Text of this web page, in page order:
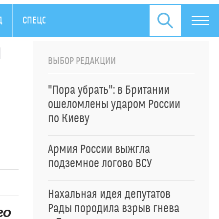
СПЕЦОПЕРАЦИЯ НА УКРАИНЕ ПРЕСС-РЕЛИЗЫ
ВЫБОР РЕДАКЦИИ
"Пора убрать": в Британии
ошеломлены ударом России
по Киеву
Армия России выжгла
подземное логово ВСУ
Нахальная идея депутатов
Рады породила взрыв гнева